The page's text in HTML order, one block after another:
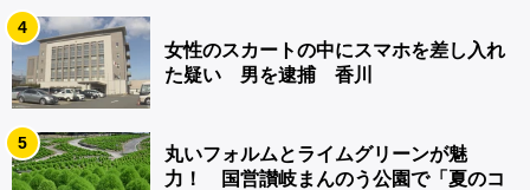
4
女性のスカートの中にスマホを差し入れ
た疑い 男を逮捕 香川
5
丸いフォルムとライムグリーンが魅
力！ 国営讃岐まんのう公園で「夏のコ